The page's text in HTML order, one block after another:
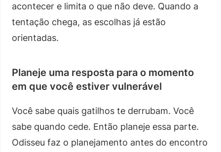
acontecer e limita o que não deve. Quando a
tentação chega, as escolhas já estão
orientadas.
Planeje uma resposta para o momento
em que você estiver vulnerável
Você sabe quais gatilhos te derrubam. Você
sabe quando cede. Então planeje essa parte.
Odisseu faz o planejamento antes do encontro